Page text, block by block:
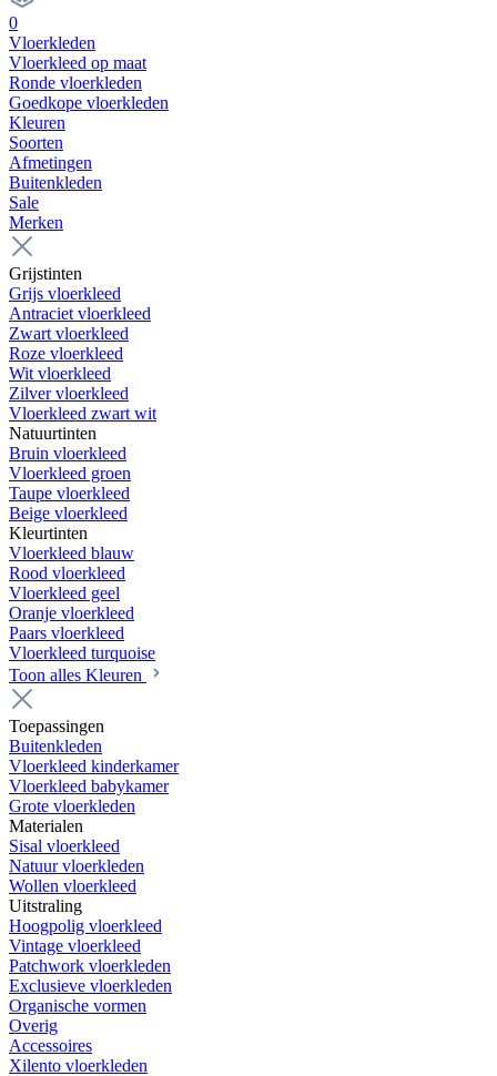
0
Vloerkleden
Vloerkleed op maat
Ronde vloerkleden
Goedkope vloerkleden
Kleuren
Soorten
Afmetingen
Buitenkleden
Sale
Merken
Grijstinten
Grijs vloerkleed
Antraciet vloerkleed
Zwart vloerkleed
Roze vloerkleed
Wit vloerkleed
Zilver vloerkleed
Vloerkleed zwart wit
Natuurtinten
Bruin vloerkleed
Vloerkleed groen
Taupe vloerkleed
Beige vloerkleed
Kleurtinten
Vloerkleed blauw
Rood vloerkleed
Vloerkleed geel
Oranje vloerkleed
Paars vloerkleed
Vloerkleed turquoise
Toon alles Kleuren
Toepassingen
Buitenkleden
Vloerkleed kinderkamer
Vloerkleed babykamer
Grote vloerkleden
Materialen
Sisal vloerkleed
Natuur vloerkleden
Wollen vloerkleed
Uitstraling
Hoogpolig vloerkleed
Vintage vloerkleed
Patchwork vloerkleden
Exclusieve vloerkleden
Organische vormen
Overig
Accessoires
Xilento vloerkleden